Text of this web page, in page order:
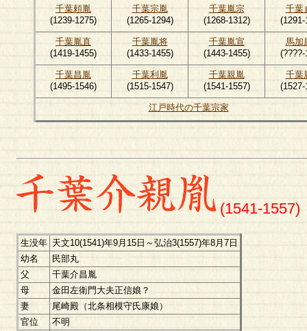
千葉頼胤
(1239-1275)
千葉宗胤
(1265-1294)
千葉胤宗
(1268-1312)
千葉
(1291-
千葉胤直
(1419-1455)
千葉胤将
(1433-1455)
千葉胤宣
(1443-1455)
馬加
(????-
千葉昌胤
(1495-1546)
千葉利胤
(1515-1547)
千葉親胤
(1541-1557)
千葉
(1527-
江戸時代の千葉宗家
(1541-1557)
生没年 天文10(1541)年9月15日～弘治3(1557)年8月7日
幼名
民部丸
父
千葉介昌胤
母
金田左衛門大夫正信娘？
妻
尾崎殿（北条相模守氏康娘）
官位
不明